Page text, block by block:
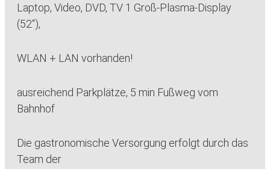
Laptop, Video, DVD, TV 1 Groß-Plasma-Display
(52“),
WLAN + LAN vorhanden!
ausreichend Parkplätze, 5 min Fußweg vom
Bahnhof
Die gastronomische Versorgung erfolgt durch das
Team der